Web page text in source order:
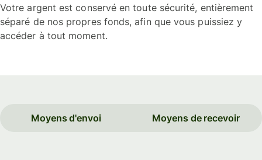
Votre argent est conservé en toute sécurité, entièrement
séparé de nos propres fonds, afin que vous puissiez y
accéder à tout moment.
Moyens d'envoi Moyens de recevoir